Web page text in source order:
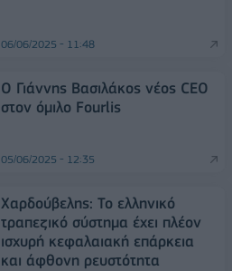
06/06/2025 - 11:48
Ο Γιάννης Βασιλάκος νέος CEO
στον όμιλο Fourlis
05/06/2025 - 12:35
Χαρδούβελης: Το ελληνικό
τραπεζικό σύστημα έχει πλέον
ισχυρή κεφαλαιακή επάρκεια
και άφθονη ρευστότητα